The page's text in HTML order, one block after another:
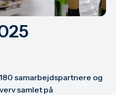
samarbejdspartnere og
samlet på